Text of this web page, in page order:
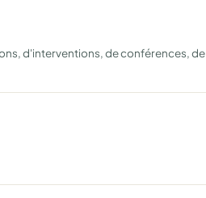
d'interventions, de conférences, de